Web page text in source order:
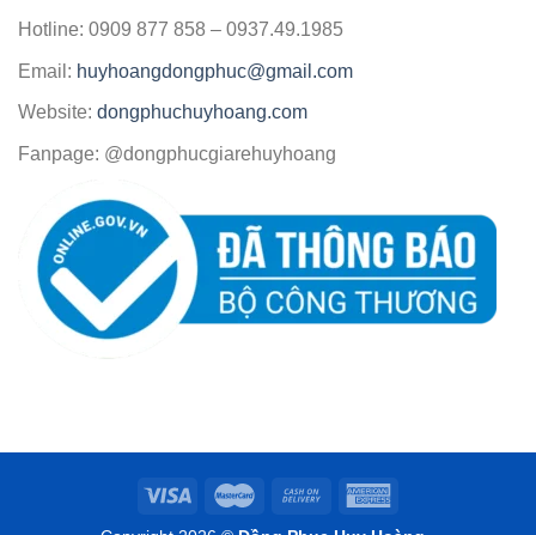
Hotline: 0909 877 858 – 0937.49.1985
Email: huyhoangdongphuc@gmail.com
Website: dongphuchuyhoang.com
Fanpage: @dongphucgiarehuyhoang